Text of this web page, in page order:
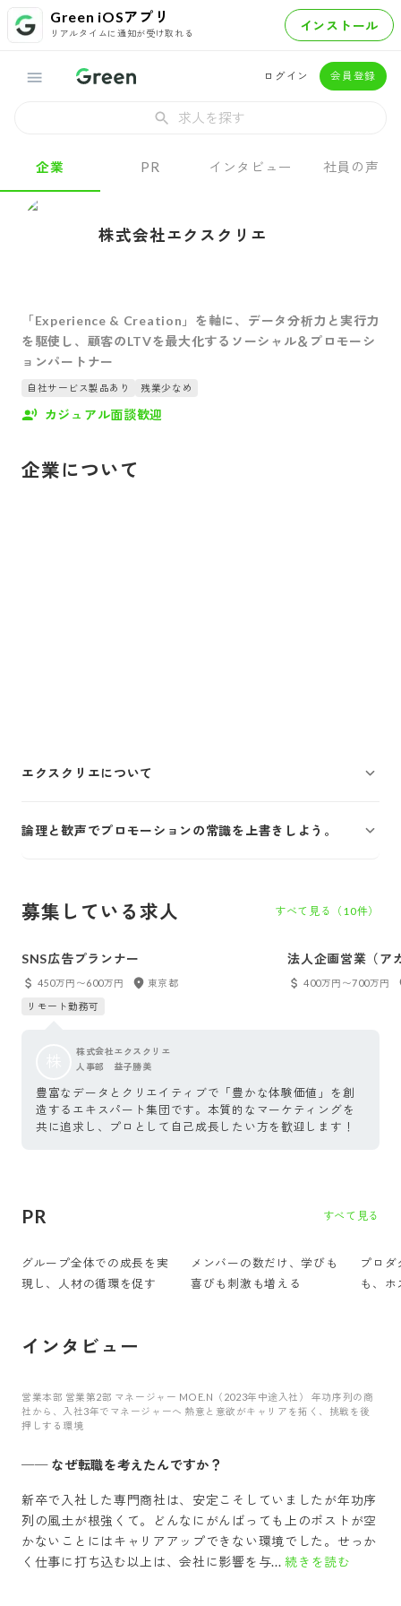
Green iOSアプリ
リアルタイムに通知が受け取れる インストール
ログイン 会員登録
求人を探す
企業 PR インタビュー 社員の声
株式会社エクスクリエ
「Experience & Creation」を軸に、データ分析力と実行力
を駆使し、顧客のLTVを最大化するソーシャル＆プロモーシ
ョンパートナー
自社サービス製品あり 残業少なめ
カジュアル面談歓迎
企業について
エクスクリエについて
論理と歓声でプロモーションの常識を上書きしよう。
募集している求人 すべて見る（ 10件）
SNS広告プランナー
450万円〜600万円
東京都
リモート勤務可
法人企画営業（ア
400万円〜700万円
株式会社エクスクリエ
人事部 益子勝美
豊富なデータとクリエイティブで「豊かな体験価値」を創
造するエキスパート集団です。本質的なマーケティングを
共に追求し、プロとして自己成長したい方を歓迎します！
PR すべて見る
グループ全体での成長を実
現し、人材の循環を促す
メンバーの数だけ、学びも
喜びも刺激も増える
プロダ
も、ホ
インタビュー
営業本部 営業第2部 マネージャー MOE.N（2023年中途入社） 年功序列の商
社から、入社3年でマネージャーへ 熱意と意欲がキャリアを拓く、挑戦を後
押しする環境
── なぜ転職を考えたんですか？
新卒で入社した専門商社は、安定こそしていましたが年功序
列の風土が根強くて。どんなにがんばっても上のポストが空
かないことにはキャリアアップできない環境でした。せっか
く仕事に打ち込む以上は、会社に影響を与... 続きを読む